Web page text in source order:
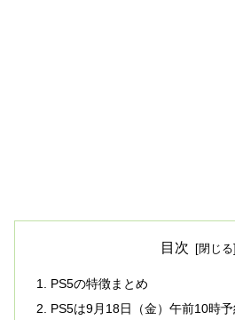
目次
PS5の特徴まとめ
PS5は9月18日（金）午前10時